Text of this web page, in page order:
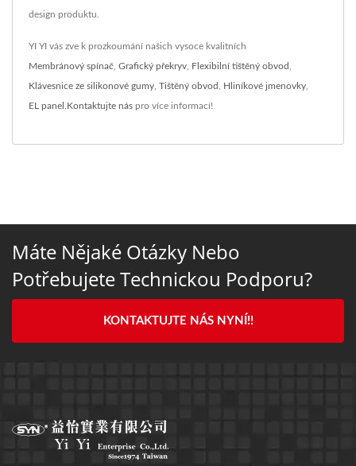
design produktu.
YI YI vás zve k prozkoumání našich vysoce kvalitních
Membránový spínač Grafický překryv Flexibilní tištěný obvod
Klávesnice ze silikonové gumy Tištěný obvod Hliníkové jmenovky
EL panel Kontaktujte nás pro více informací!
Máte Nějaké Otázky Nebo
Potřebujete Technickou Podporu?
KONTAKTUJTE NÁS NYNÍ!!